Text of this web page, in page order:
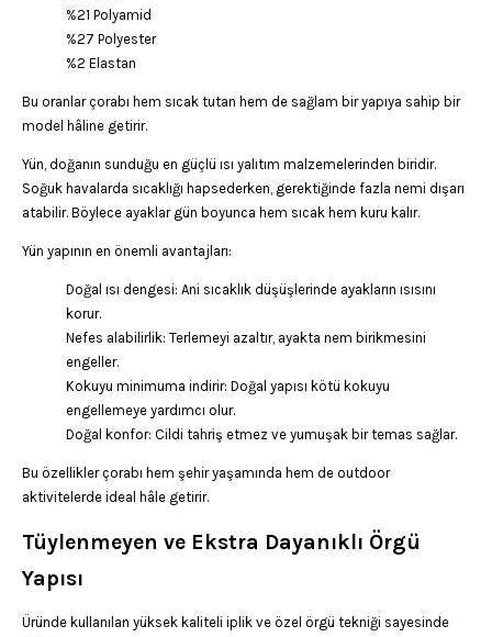
%21 Polyamid
%27 Polyester
%2 Elastan
Bu oranlar çorabı hem sıcak tutan hem de sağlam bir yapıya sahip bir
model hâline getirir.
Yün, doğanın sunduğu en güçlü ısı yalıtım malzemelerinden biridir.
Soğuk havalarda sıcaklığı hapsederken, gerektiğinde fazla nemi dışarı
atabilir. Böylece ayaklar gün boyunca hem sıcak hem kuru kalır.
Yün yapının en önemli avantajları:
Doğal ısı dengesi: Ani sıcaklık düşüşlerinde ayakların ısısını
korur.
Nefes alabilirlik: Terlemeyi azaltır, ayakta nem birikmesini
engeller.
Kokuyu minimuma indirir: Doğal yapısı kötü kokuyu
engellemeye yardımcı olur.
Doğal konfor: Cildi tahriş etmez ve yumuşak bir temas sağlar.
Bu özellikler çorabı hem şehir yaşamında hem de outdoor
aktivitelerde ideal hâle getirir.
Tüylenmeyen ve Ekstra Dayanıklı Örgü
Yapısı
Üründe kullanılan yüksek kaliteli iplik ve özel örgü tekniği sayesinde